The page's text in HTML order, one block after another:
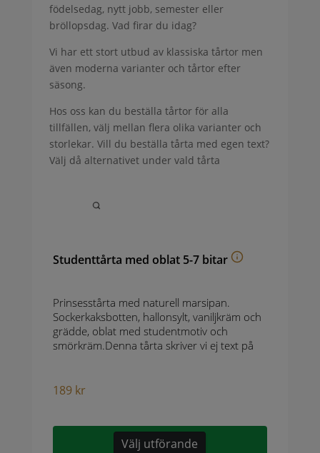
födelsedag, nytt jobb, semester eller
bröllopsdag. Vad firar du idag?
Vi har ett stort utbud av klassiska tårtor men
även moderna varianter och tårtor efter
säsong.
Hos oss kan du beställa tårtor för alla
tillfällen, välj mellan flera olika varianter och
storlekar. Vill du beställa tårta med egen text?
Välj då alternativet under vald tårta
Studenttårta med oblat 5-7 bitar
Prinsesstårta med naturell marsipan.
Sockerkaksbotten, hallonsylt, vaniljkräm och
grädde, oblat med studentmotiv och
smörkräm.Denna tårta skriver vi ej text på
189 kr
Välj utförande